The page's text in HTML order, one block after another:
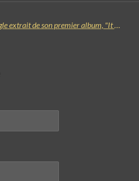
DISCOZERO dévoile "Mary & Jesse", le single extrait de son premier album, "It Was Capitalism All Along"